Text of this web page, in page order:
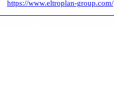
https://www.eltroplan-group.com/